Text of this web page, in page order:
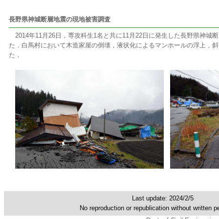
長野県神城断層地震の現地被害調査
2014年11月26日，専攻科生1名と共に11月22日に発生した長野県神城
た．白馬村において木造家屋の倒壊，液状化によるマンホールの浮上，
た．
Last update: 2024/2/5
No reproduction or republication without written